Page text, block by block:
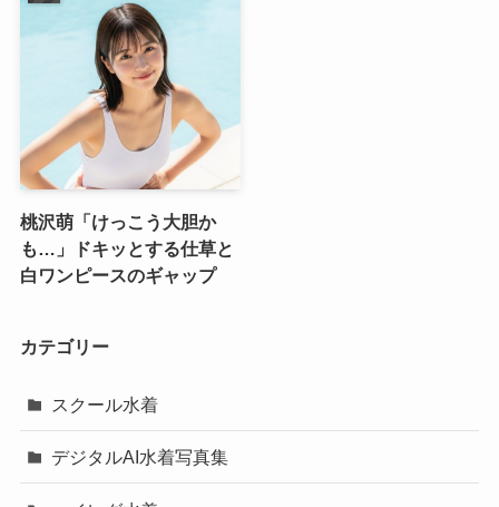
桃沢萌「けっこう大胆か
も…」ドキッとする仕草と
白ワンピースのギャップ
カテゴリー
スクール水着
デジタルAI水着写真集